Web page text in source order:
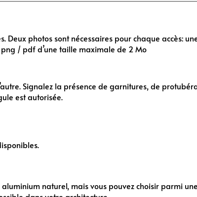
photos sont nécessaires pour chaque accès:
/ pdf d’une taille maximale de 2 Mo
Signalez la présence de garnitures, de
est autorisée.
naturel, mais vous pouvez choisir parmi